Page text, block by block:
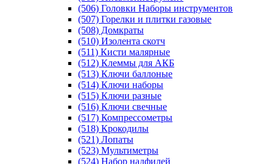
(506) Головки Наборы инструментов
(507) Горелки и плитки газовые
(508) Домкраты
(510) Изолента скотч
(511) Кисти малярные
(512) Клеммы для АКБ
(513) Ключи баллоные
(514) Ключи наборы
(515) Ключи разные
(516) Ключи свечные
(517) Компрессометры
(518) Крокодилы
(521) Лопаты
(523) Мультиметры
(524) Набор надфилей